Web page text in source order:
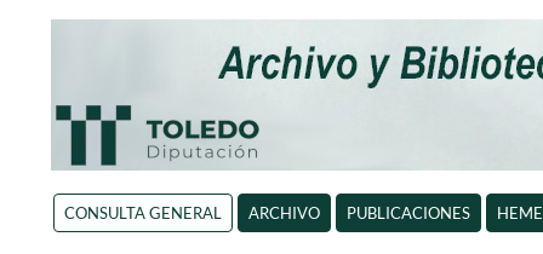
CONSULTA GENERAL ARCHIVO PUBLICACIONES